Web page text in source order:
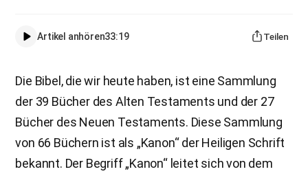
Artikel anhören33:19 Teilen
Die Bibel, die wir heute haben, ist eine Sammlung
der 39 Bücher des Alten Testaments und der 27
Bücher des Neuen Testaments. Diese Sammlung
von 66 Büchern ist als „Kanon“ der Heiligen Schrift
bekannt. Der Begriff „Kanon“ leitet sich von dem